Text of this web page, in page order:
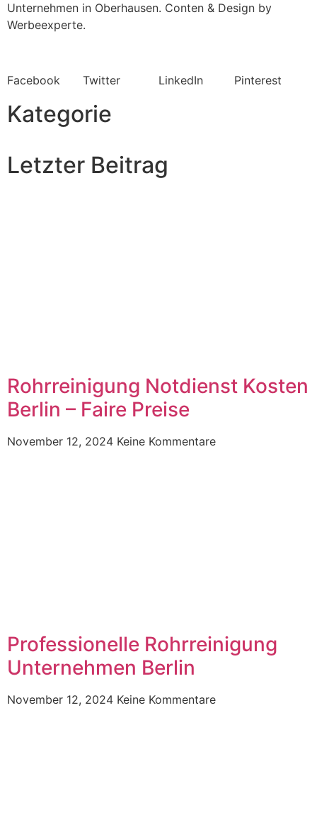
Unternehmen in Oberhausen. Conten & Design by
Werbeexperte.
Facebook Twitter LinkedIn Pinterest
Kategorie
Letzter Beitrag
Rohrreinigung Notdienst Kosten
Berlin – Faire Preise
November 12, 2024 Keine Kommentare
Professionelle Rohrreinigung
Unternehmen Berlin
November 12, 2024 Keine Kommentare